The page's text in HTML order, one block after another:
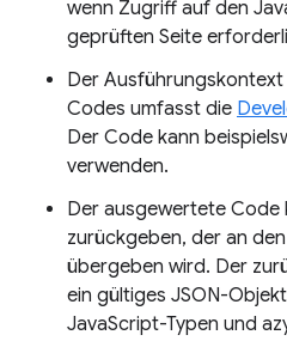
wenn Zugriff auf den
geprüften Seite
Der
Codes umfasst die
Der Code kann
verwenden.
Der ausgewertete Code
zurückgeben, der an
übergeben wird. Der
ein gültiges JSON-
JavaScript-Typen und